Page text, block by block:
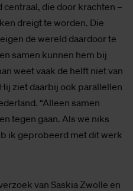
die door krachten –
dreigt te worden. Die
de wereld daardoor te
samen kunnen hem bij
weet vaak de helft niet van
ziet daarbij ook parallellen
“Alleen samen
tegen gaan. Als we niks
ik geprobeerd met dit werk
van Saskia Zwolle en